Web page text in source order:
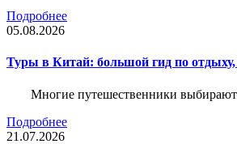
Подробнее
05.08.2026
Туры в Китай: большой гид по
Многие путешественники выбирают
Подробнее
21.07.2026